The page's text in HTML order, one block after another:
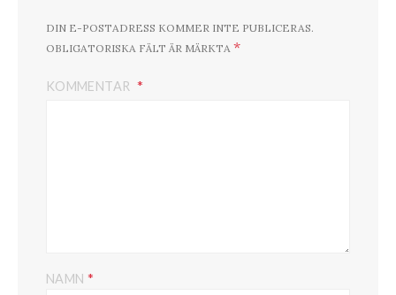
DIN E-POSTADRESS KOMMER INTE PUBLICERAS.
OBLIGATORISKA FÄLT ÄR MÄRKTA *
KOMMENTAR
NAMN *